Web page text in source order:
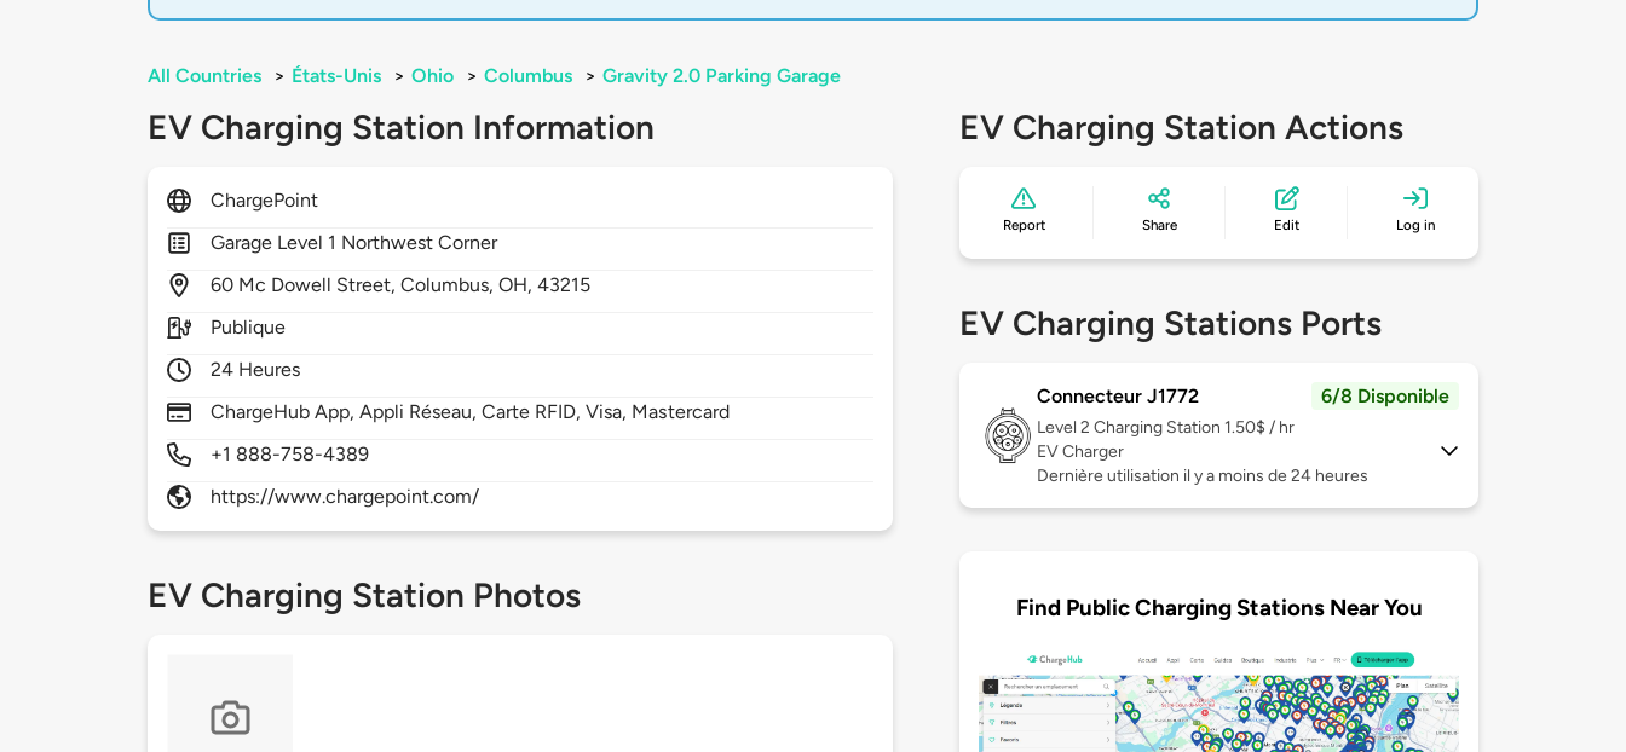
All Countries > États-Unis > Ohio > Columbus > Gravity 2.0 Parking Garage
EV Charging Station Information
ChargePoint
Garage Level 1 Northwest Corner
60 Mc Dowell Street,Columbus,OH,43215
Publique
24 Heures
ChargeHub App, Appli Réseau, Carte RFID, Visa, Mastercard
+1 888-758-4389
https://www.chargepoint.com/
EV Charging Station Photos
EV Charging Station Actions
Report Share Edit Log in
EV Charging Stations Ports
Connecteur J1772 6/8 Disponible
Level 2 Charging Station 1.50$ / hr
EV Charger
Dernière utilisation il y a moins de 24 heures
Find Public Charging Stations Near You